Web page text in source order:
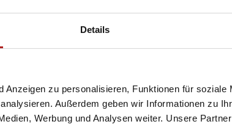
Details
Anzeigen zu personalisieren, Funktionen für soziale
Außerdem geben wir Informationen zu
Werbung und Analysen weiter. Unsere